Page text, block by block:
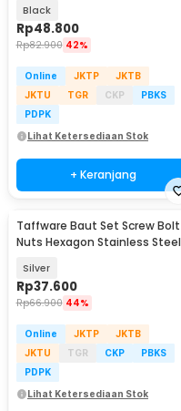
Black
Rp48.800
Rp82.900 42%
Online JKTP
JKTB
JKTU
TGR CKP
PBKS
PDPK
Lihat Ketersediaan Stok
+ Keranjang
Taffware Baut Set Screw Bolt
Nuts Hexagon Stainless Steel
Silver
Rp37.600
Rp66.900 44%
Online JKTP
JKTB
JKTU
TGR CKP
PBKS
PDPK
Lihat Ketersediaan Stok